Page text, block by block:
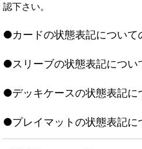
認下さい。
●カードの状態表記について
●スリーブの状態表記につい
●デッキケースの状態表記に
●プレイマットの状態表記に